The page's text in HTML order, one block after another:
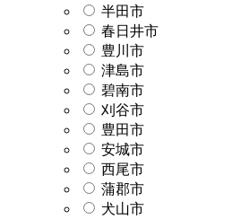
半田市
春日井市
豊川市
津島市
碧南市
刈谷市
豊田市
安城市
西尾市
蒲郡市
犬山市